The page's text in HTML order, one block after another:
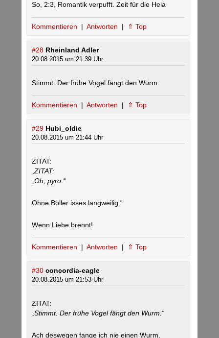
So, 2:3, Romantik verpufft. Zeit für die Heia
Kommentieren | Antworten | ⇑ Top
#28 Rheinland Adler
20.08.2015 um 21:39 Uhr
Stimmt. Der frühe Vogel fängt den Wurm.
Kommentieren | Antworten | ⇑ Top
#29 Hubi_oldie
20.08.2015 um 21:44 Uhr
ZITAT:
„ZITAT:
„Oh, pyro.“
Ohne Böller isses langweilig.“
Wenn Liebe brennt!
Kommentieren | Antworten | ⇑ Top
#30 concordia-eagle
20.08.2015 um 21:53 Uhr
ZITAT:
„Stimmt. Der frühe Vogel fängt den Wurm.“
Ach deswegen fange ich nie einen Wurm.